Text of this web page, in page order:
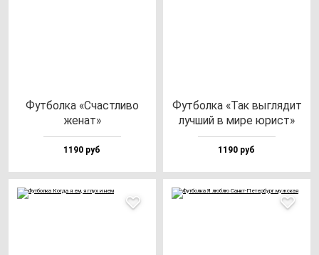
Фут­бол­ка «Счас­тли­во
же­нат»
1190 руб
Фут­бол­ка «Так выг­ля­дит
луч­ший в ми­ре юрист»
1190 руб